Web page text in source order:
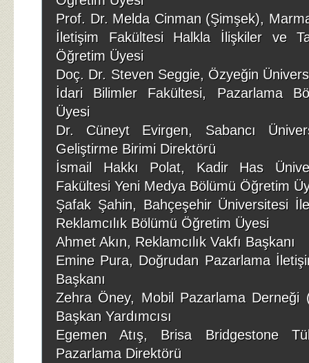
Prof. Dr. Melda Cinman (Şimşek),
İletişim Fakültesi Halkla İlişkiler ve
Öğretim Üyesi
Doç. Dr. Steven Seggie, Özyeğin
İdari Bilimler Fakültesi, Pazarlama
Üyesi
Dr. Cüneyt Evirgen, Sabancı
Geliştirme Birimi Direktörü
İsmail Hakkı Polat, Kadir Has
Fakültesi Yeni Medya Bölümü Öğretim
Şafak Şahin, Bahçeşehir Üniversitesi
Reklamcılık Bölümü Öğretim Üyesi
Ahmet Akın, Reklamcılık Vakfı Başkanı
Emine Pura, Doğrudan Pazarlama
Başkanı
Zehra Öney, Mobil Pazarlama Derneği
Başkan Yardımcısı
Egemen Atış, Brisa Bridgestone
Pazarlama Direktörü